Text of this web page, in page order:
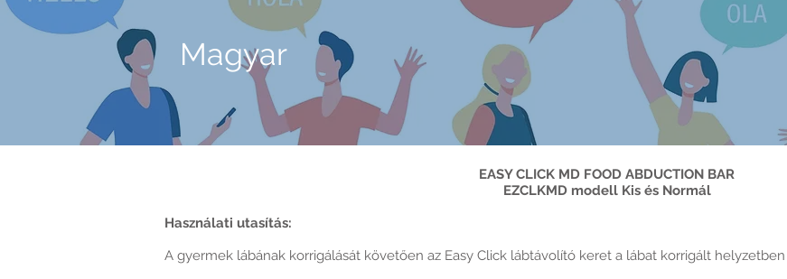
Magyar
EASY CLICK MD FOOD ABDUCTION BAR
EZCLKMD modell Kis és Normál
Használati utasítás:
A gyermek lábának korrigálását követően az Easy Click lábtávolító keret a lábat korrigált